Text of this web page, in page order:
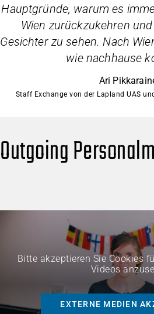
Hauptgründe, warum es
Wien zurückzukehren
Gesichter zu sehen. Nach
wie nachhause
Ari
Staff Exchange von der Lapland UAS
Outgoing
Bitte akzeptieren Sie Cookies
Videos
EXTERNE MEDIEN